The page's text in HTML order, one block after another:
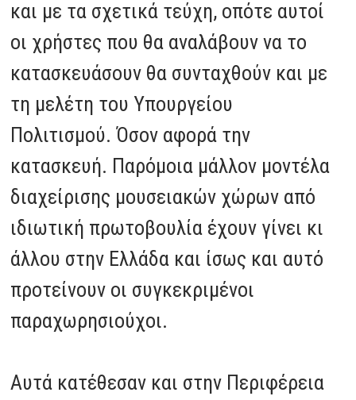
και με τα σχετικά τεύχη, οπότε αυτοί
οι χρήστες που θα αναλάβουν να το
κατασκευάσουν θα συνταχθούν και με
τη μελέτη του Υπουργείου
Πολιτισμού. Όσον αφορά την
κατασκευή. Παρόμοια μάλλον μοντέλα
διαχείρισης μουσειακών χώρων από
ιδιωτική πρωτοβουλία έχουν γίνει κι
άλλου στην Ελλάδα και ίσως και αυτό
προτείνουν οι συγκεκριμένοι
παραχωρησιούχοι.
Αυτά κατέθεσαν και στην Περιφέρεια